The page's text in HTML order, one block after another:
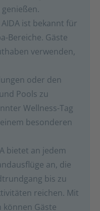
AIDA ist bekannt für
Bereiche. Gäste
verwenden,
oder den
Pools zu
Wellness-Tag
besonderen
bietet an jedem
an, die
bis zu
reichen. Mit
Gäste